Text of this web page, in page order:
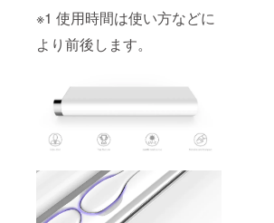
※1 使用時間は使い方などに
より前後します。